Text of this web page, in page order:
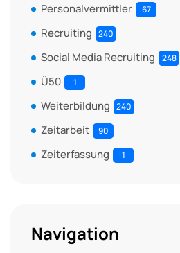
Personalvermittler 67
Recruiting 240
Social Media Recruiting 248
Ü50 1
Weiterbildung 240
Zeitarbeit 90
Zeiterfassung 1
Navigation